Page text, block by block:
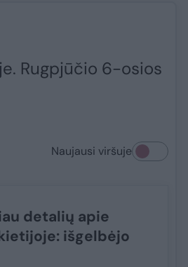
Rugpjūčio 6-osios
Naujausi viršuje
detalių apie
išgelbėjo